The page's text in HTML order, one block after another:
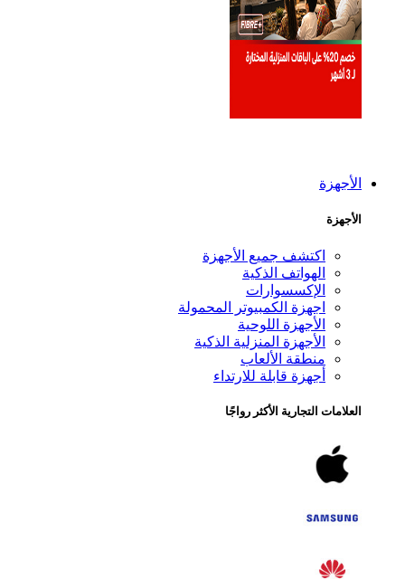
اكتشف جميع الأجهزة
الهواتف الذكية
الإكسسوارات
اجهزة الكمبيوتر المحمولة
الأجهزة اللوحية
الأجهزة المنزلية الذكية
منطقة الألعاب
أجهزة قابلة للارتداء
التجارية الأكثر رواجًا